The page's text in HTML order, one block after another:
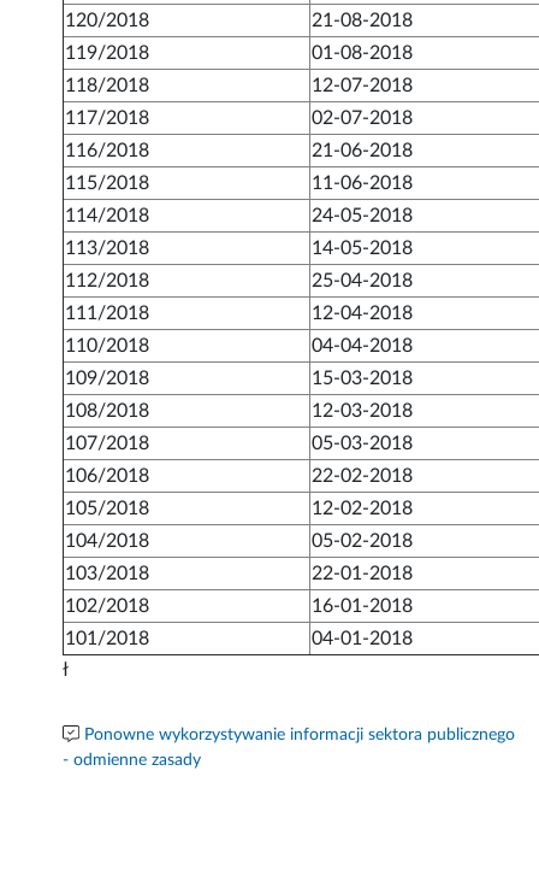
120/2018
21-08-2018
119/2018
01-08-2018
118/2018
12-07-2018
117/2018
02-07-2018
116/2018
21-06-2018
115/2018
11-06-2018
114/2018
24-05-2018
113/2018
14-05-2018
112/2018
25-04-2018
111/2018
12-04-2018
110/2018
04-04-2018
109/2018
15-03-2018
108/2018
12-03-2018
107/2018
05-03-2018
106/2018
22-02-2018
105/2018
12-02-2018
104/2018
05-02-2018
103/2018
22-01-2018
102/2018
16-01-2018
101/2018
04-01-2018
ł
Ponowne wykorzystywanie informacji sektora publicznego
- odmienne zasady